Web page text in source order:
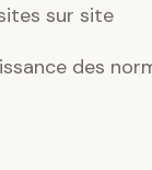
sur site
des